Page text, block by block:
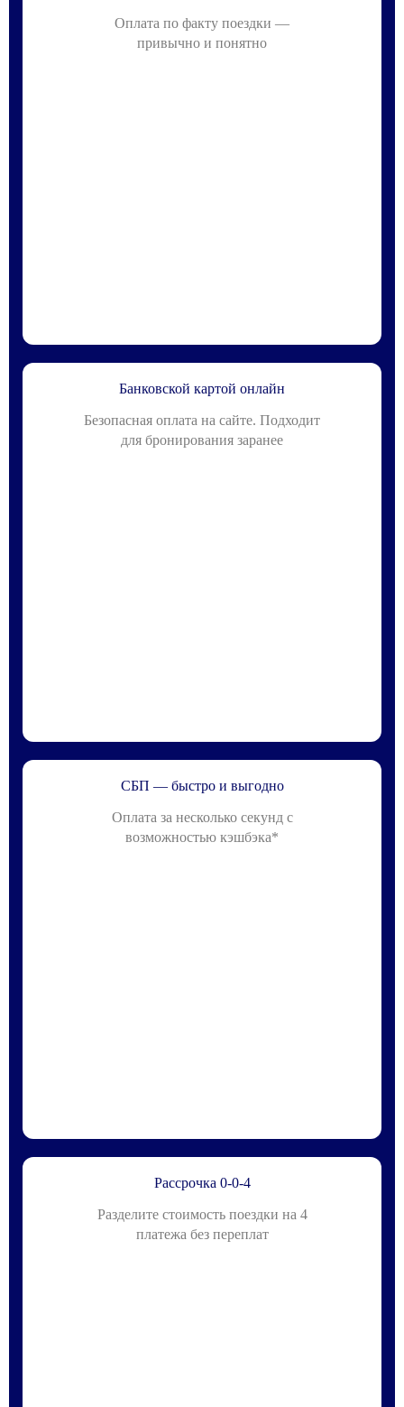
Оплата по факту поездки —
привычно и понятно
Банковской картой онлайн
Безопасная оплата на сайте. Подходит
для бронирования заранее
СБП — быстро и выгодно
Оплата за несколько секунд с
возможностью кэшбэка*
Рассрочка 0-0-4
Разделите стоимость поездки на 4
платежа без переплат